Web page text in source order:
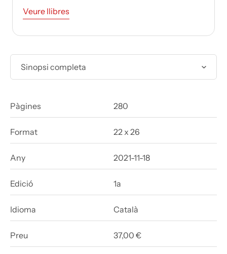
Veure llibres
Sinopsi completa
Pàgines 280
Format 22 x 26
Any 2021-11-18
Edició 1a
Idioma Català
Preu 37,00 €